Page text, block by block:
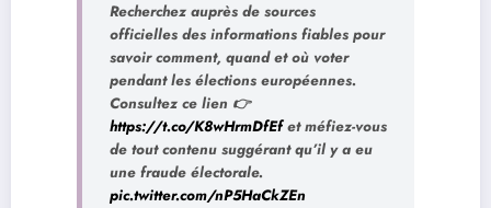
Recherchez auprès de sources
officielles des informations fiables pour
savoir comment, quand et où voter
pendant les élections européennes.
Consultez ce lien 👉
https://t.co/K8wHrmDfEfet méfiez-vous
de tout contenu suggérant qu’il y a eu
une fraude électorale.
pic.twitter.com/nP5HaCkZEn